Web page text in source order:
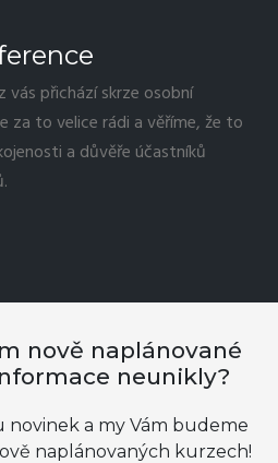
vás přichází skrze osobní
za to velice rádi a věříme, že to
a důvěře účastníků
nově naplánované
neunikly?
novinek a my Vám budeme
naplánovaných kurzech!